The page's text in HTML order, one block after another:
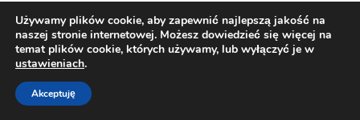
Używamy plików cookie, aby zapewnić najlepszą jakość na
naszej stronie internetowej. Możesz dowiedzieć się więcej na
temat plików cookie, których używamy, lub wyłączyć je w
ustawieniach.
Akceptuję